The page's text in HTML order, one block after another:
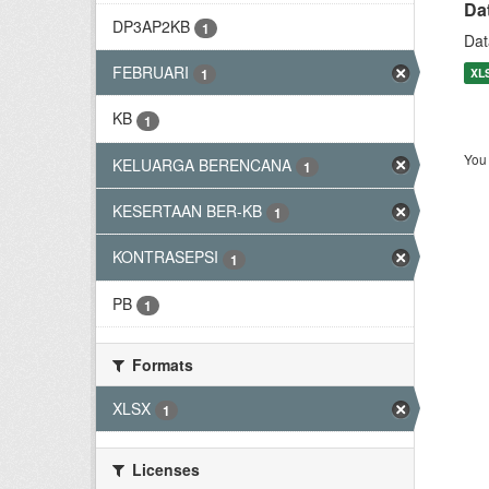
DP3AP2KB 1
FEBRUARI 1
KB 1
KELUARGA BERENCANA 1
KESERTAAN BER-KB 1
KONTRASEPSI 1
PB 1
Formats
XLSX
1
Licenses